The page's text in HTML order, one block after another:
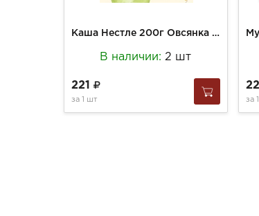
Каша Нестле 200г Овсянка молочная с прибиотиками 6+
В наличии:2 шт
221
за 1 шт за